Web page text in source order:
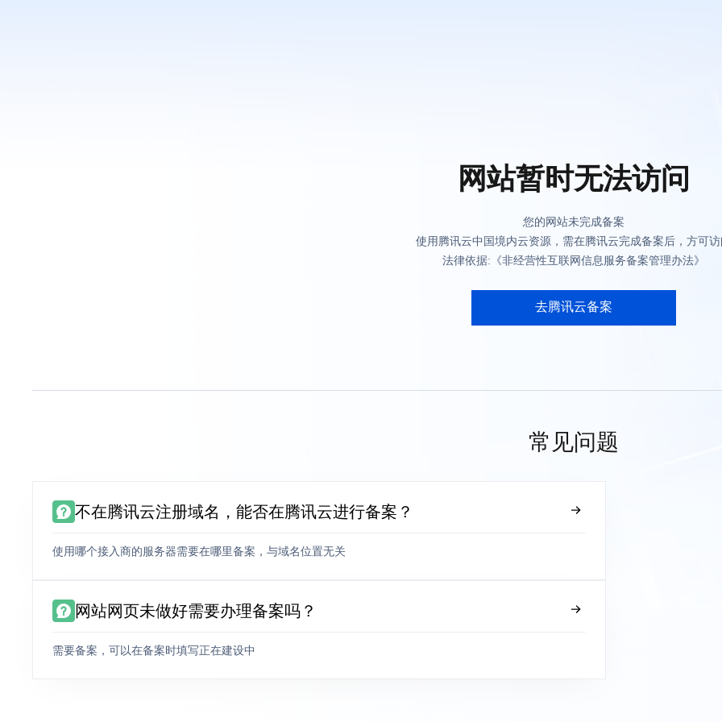
网站暂时无法访问
您的网站未完成备案
使用腾讯云中国境内云资源，需在腾讯云完成备案后，方可
法律依据:《非经营性互联网信息服务备案管理办法》
去腾讯云备案
常见问题
不在腾讯云注册域名，能否在腾讯云进行备案？
使用哪个接入商的服务器需要在哪里备案，与域名位置无关
网站网页未做好需要办理备案吗？
需要备案，可以在备案时填写正在建设中